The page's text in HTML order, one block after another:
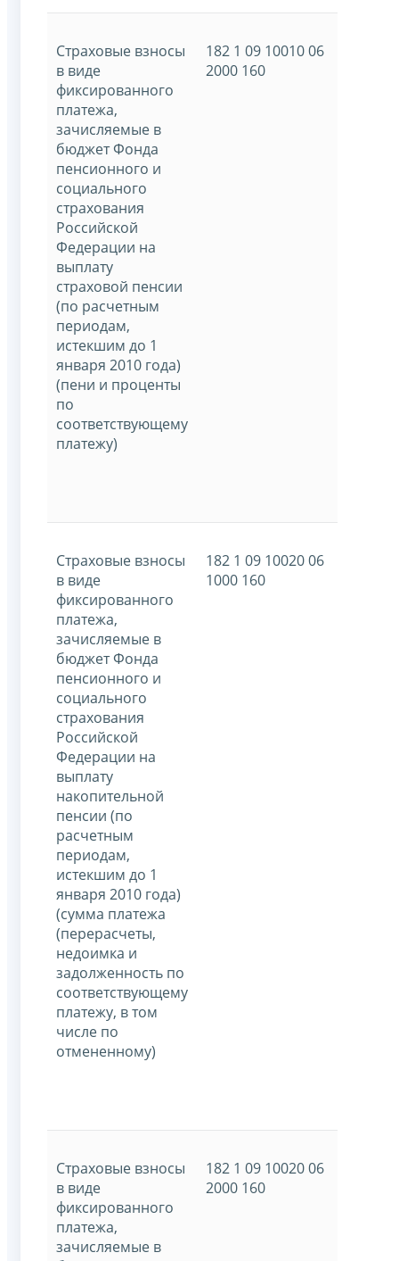
Страховые взносы
в виде
фиксированного
платежа,
зачисляемые в
бюджет Фонда
пенсионного и
социального
страхования
Российской
Федерации на
выплату
страховой пенсии
(по расчетным
периодам,
истекшим до 1
января 2010 года)
(пени и проценты
по
соответствующему
платежу)
182 1 09 10010 06
2000 160
Страховые взносы
в виде
фиксированного
платежа,
зачисляемые в
бюджет Фонда
пенсионного и
социального
страхования
Российской
Федерации на
выплату
накопительной
пенсии (по
расчетным
периодам,
истекшим до 1
января 2010 года)
(сумма платежа
(перерасчеты,
недоимка и
задолженность по
соответствующему
платежу, в том
числе по
отмененному)
182 1 09 10020 06
1000 160
Страховые взносы
в виде
фиксированного
платежа,
зачисляемые в
182 1 09 10020 06
2000 160